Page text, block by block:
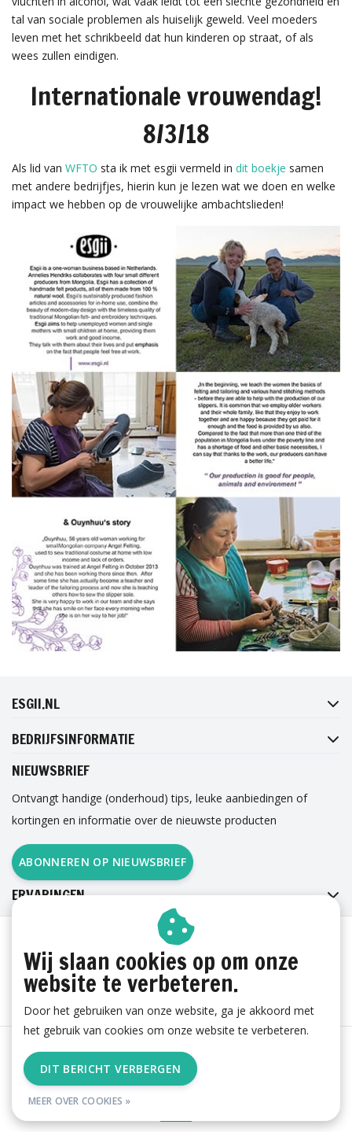
tal van sociale problemen als huiselijk geweld. Veel moeders
leven met het schrikbeeld dat hun kinderen op straat, of als
wees zullen eindigen.
Internationale vrouwendag!
8/3/18
Als lid van WFTO sta ik met esgii vermeld in dit boekje samen
met andere bedrijfjes, hierin kun je lezen wat we doen en welke
impact we hebben op de vrouwelijke ambachtslieden!
ESGII.NL
BEDRIJFSINFORMATIE
NIEUWSBRIEF
Ontvangt handige (onderhoud) tips, leuke aanbiedingen of
kortingen en informatie over de nieuwste producten
ABONNEREN OP NIEUWSBRIEF
ERVARINGEN
Algemene voorwaarden | Cookies
RSS Feed
© Copyright 2026 - esgii.nl | Realisatie
Wij slaan cookies op om onze
website te verbeteren.
Door het gebruiken van onze website, ga je akkoord met
het gebruik van cookies om onze website te verbeteren.
DIT BERICHT VERBERGEN
MEER OVER COOKIES »